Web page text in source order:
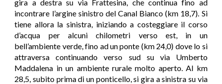
gira a destra su via Frattesina, che continua fino ad
incontrare l’argine sinistro del Canal Bianco (km 18,7). Si
tiene allora la sinistra, iniziando a costeggiare il corso
d’acqua per alcuni chilometri verso est, in un
bell’ambiente verde, fino ad un ponte (km 24,0) dove lo si
attraversa continuando verso sud su via Umberto
Maddalena in un ambiente rurale molto aperto. Al km
28,5, subito prima di un ponticello, si gira a sinistra su via